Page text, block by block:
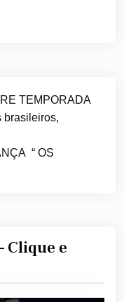
TEMPORADA
brasileiros,
“ OS
Clique e